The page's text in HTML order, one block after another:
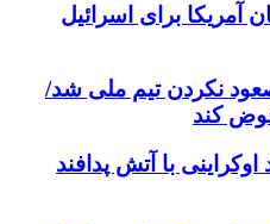
برای اسرائیل
نکردن تیم ملی شد/
کند
۴۸۳۰ پهپاد اوکراینی با آتش پدافند